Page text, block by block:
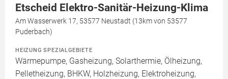
Etscheid Elektro-Sanitär-Heizung-Klima
Am Wasserwerk 17, 53577 Neustadt (13km von 53577
Puderbach)
HEIZUNG SPEZIALGEBIETE
Wärmepumpe, Gasheizung, Solarthermie, Ölheizung,
Pelletheizung, BHKW, Holzheizung, Elektroheizung,